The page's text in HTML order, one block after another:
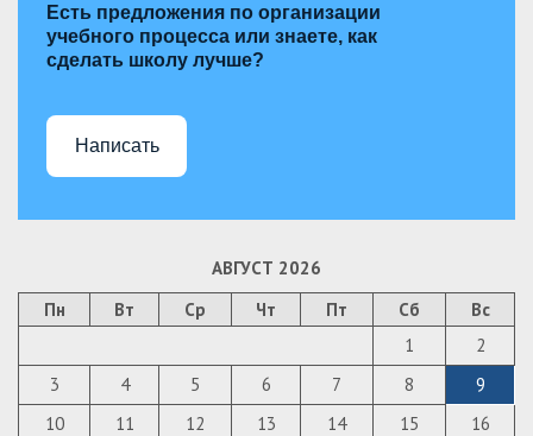
Есть предложения по организации
учебного процесса или знаете, как
сделать школу лучше?
Написать
АВГУСТ 2026
Пн
Вт Ср Чт Пт Сб
Вс
1
2
3
4 5 6 7 8
9
10
11 12 13 14 15
16